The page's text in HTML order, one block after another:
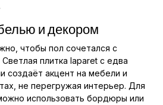
и декором
чтобы пол сочетался с
плитка laparet с едва
создаёт акцент на мебели и
не перегружая интерьер. Для
использовать бордюры или